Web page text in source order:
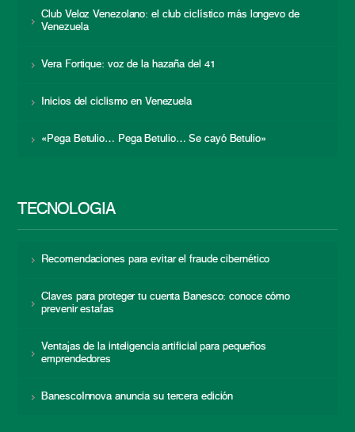
Club Veloz Venezolano: el club ciclístico más longevo de
Venezuela
Vera Fortique: voz de la hazaña del 41
Inicios del ciclismo en Venezuela
«Pega Betulio… Pega Betulio… Se cayó Betulio»
TECNOLOGÍA
Recomendaciones para evitar el fraude cibernético
Claves para proteger tu cuenta Banesco: conoce cómo
prevenir estafas
Ventajas de la inteligencia artificial para pequeños
emprendedores
BanescoInnova anuncia su tercera edición